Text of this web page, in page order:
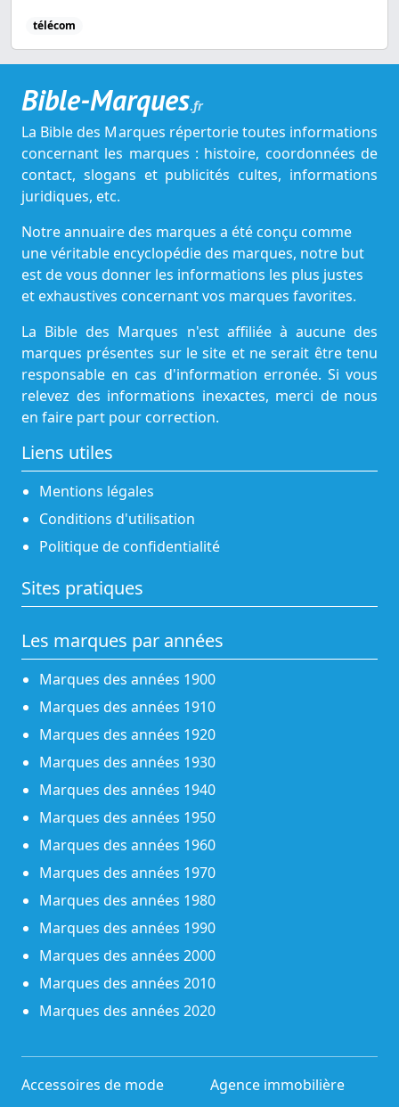
télécom
Bible-Marques.fr
La Bible des Marques répertorie toutes informations
concernant les marques : histoire, coordonnées de
contact, slogans et publicités cultes, informations
juridiques, etc.
Notre annuaire des marques a été conçu comme
une véritable encyclopédie des marques, notre but
est de vous donner les informations les plus justes
et exhaustives concernant vos marques favorites.
La Bible des Marques n'est affiliée à aucune des
marques présentes sur le site et ne serait être tenu
responsable en cas d'information erronée. Si vous
relevez des informations inexactes, merci de nous
en faire part pour correction.
Liens utiles
Mentions légales
Conditions d'utilisation
Politique de confidentialité
Sites pratiques
Les marques par années
Marques des années 1900
Marques des années 1910
Marques des années 1920
Marques des années 1930
Marques des années 1940
Marques des années 1950
Marques des années 1960
Marques des années 1970
Marques des années 1980
Marques des années 1990
Marques des années 2000
Marques des années 2010
Marques des années 2020
Accessoires de mode
Agence immobilière